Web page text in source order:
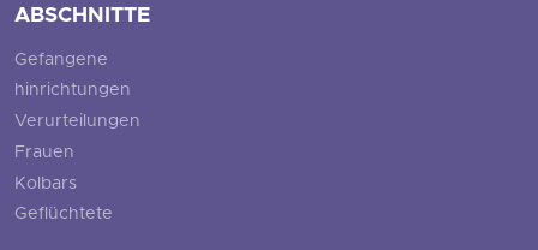
ABSCHNITTE
Gefangene
hinrichtungen
Verurteilungen
Frauen
Kolbars
Geflüchtete